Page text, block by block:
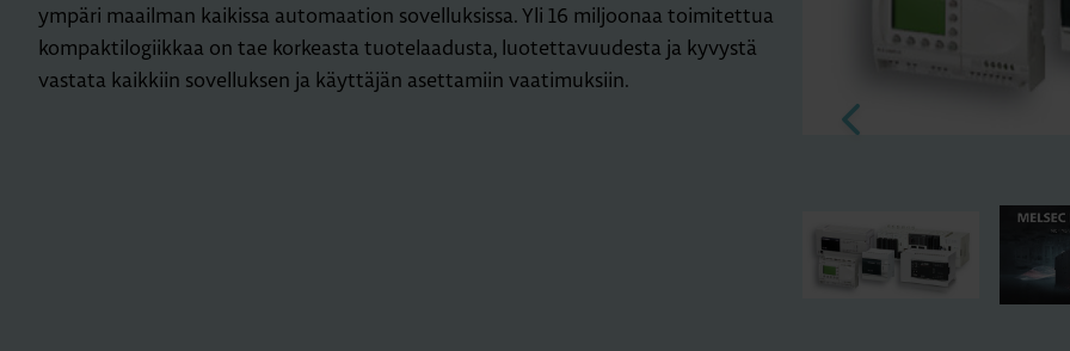
ympäri maailman kaikissa automaation sovelluksissa. Yli 16 miljoonaa toimitettua
kompaktilogiikkaa on tae korkeasta tuotelaadusta, luotettavuudesta ja kyvystä
vastata kaikkiin sovelluksen ja käyttäjän asettamiin vaatimuksiin.